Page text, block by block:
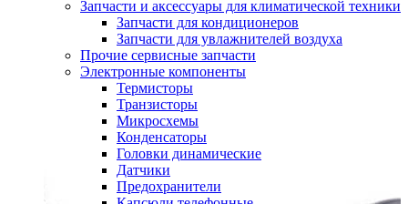
Запчасти и аксессуары для климатической техники
Запчасти для кондиционеров
Запчасти для увлажнителей воздуха
Прочие сервисные запчасти
Электронные компоненты
Термисторы
Транзисторы
Микросхемы
Конденсаторы
Головки динамические
Датчики
Предохранители